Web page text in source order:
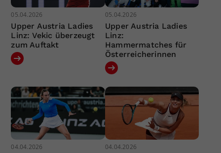
05.04.2026
Upper Austria Ladies
Linz: Vekic überzeugt
zum Auftakt
05.04.2026
Upper Austria Ladies
Linz:
Hammermatches für
Österreicherinnen
04.04.2026 04.04.2026